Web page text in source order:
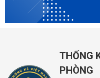
THỐNG
PHÒNG